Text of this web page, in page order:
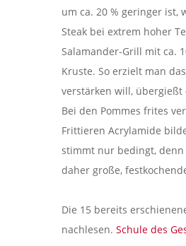
um ca. 20 % geringer
Steak bei extrem hoher
Salamander-Grill mit ca.
Kruste. So erzielt man
verstärken will,
Bei den Pommes frites
Frittieren Acrylamide
stimmt nur bedingt,
daher große,
Die 15 bereits
nachlesen. Schule des